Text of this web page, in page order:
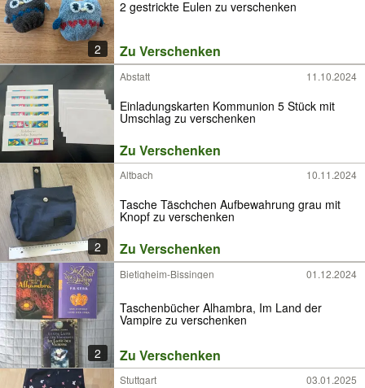
2
2 gestrickte Eulen zu verschenken
Zu Verschenken
Abstatt 11.10.2024
Einladungskarten Kommunion 5 Stück mit
Umschlag zu verschenken
Zu Verschenken
2
Altbach 10.11.2024
Tasche Täschchen Aufbewahrung grau mit
Knopf zu verschenken
Zu Verschenken
2
Bietigheim-Bissingen 01.12.2024
Taschenbücher Alhambra, Im Land der
Vampire zu verschenken
Zu Verschenken
Stuttgart 03.01.2025